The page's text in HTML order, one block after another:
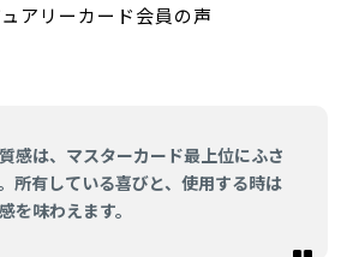
アリーカード会員の声
感は、マスターカード最上位にふさ
所有している喜びと、使用する時は
を味わえます。